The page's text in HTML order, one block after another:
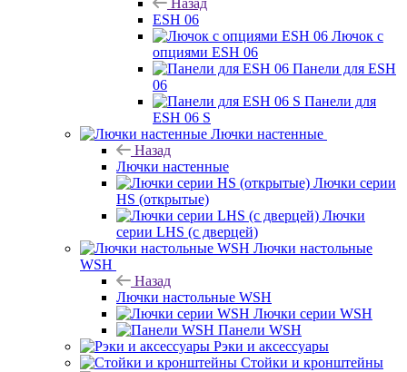
Назад
ESH 06
Лючок с
опциями ESH 06
Панели для ESH
06
Панели для
ESH 06 S
Лючки настенные
Назад
Лючки настенные
Лючки серии
HS (открытые)
Лючки
серии LHS (с дверцей)
Лючки настольные
WSH
Назад
Лючки настольные WSH
Лючки серии WSH
Панели WSH
Рэки и аксессуары
Стойки и кронштейны